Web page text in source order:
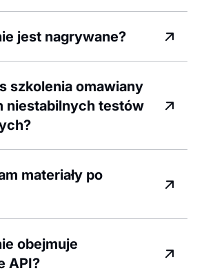
jest nagrywane?
szkolenia omawiany
niestabilnych testów
materiały po
obejmuje
API?